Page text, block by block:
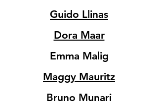
Guido Llinas
Dora Maar
Emma Malig
Maggy Mauritz
Bruno Munari